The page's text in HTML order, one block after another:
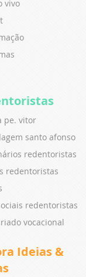
vivo
pe. vitor
santo afonso
redentoristas
redentoristas
redentoristas
vocacional
Ideias &